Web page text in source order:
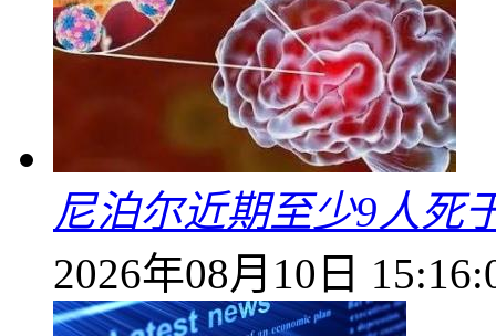
尼泊尔近期至少9人死
2026年08月10日